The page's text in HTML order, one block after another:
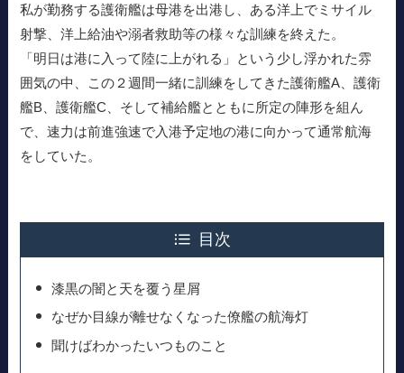
私が勤務する護衛艦は母港を出港し、ある洋上でミサイル
射撃、洋上給油や溺者救助等の様々な訓練を終えた。
「明日は港に入って陸に上がれる」という少し浮かれた雰
囲気の中、この２週間一緒に訓練をしてきた護衛艦A、護衛
艦B、護衛艦C、そして補給艦とともに所定の陣形を組ん
で、速力は前進強速で入港予定地の港に向かって通常航海
をしていた。
目次
漆黒の闇と天を覆う星屑
なぜか目線が離せなくなった僚艦の航海灯
聞けばわかったいつものこと